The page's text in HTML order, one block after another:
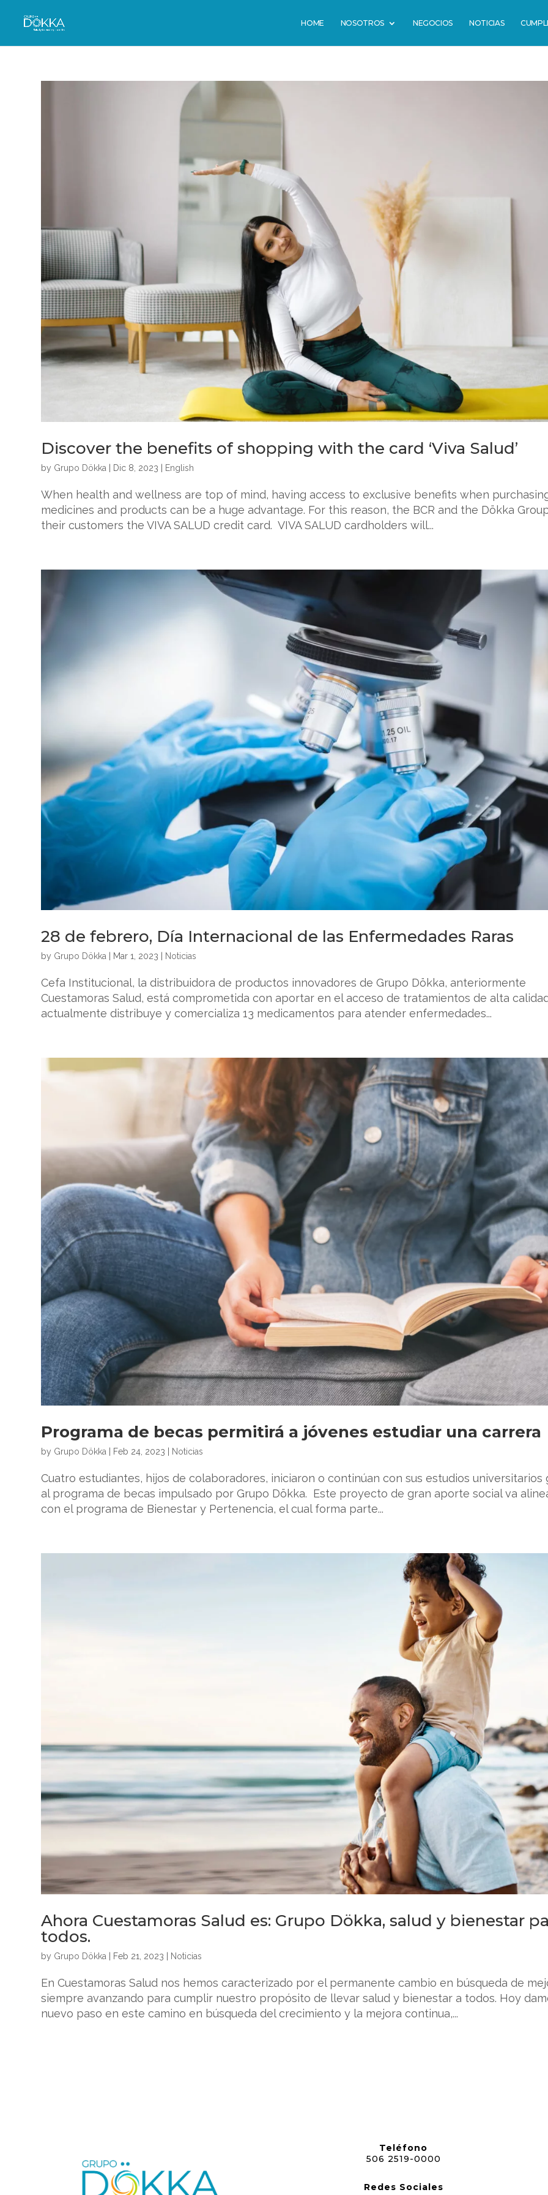
HOME NOSOTROS NEGOCIOS NOTICIAS
Discover the benefits of shopping with the card ‘Viva Salud’
by Grupo Dökka | Dic 8, 2023 | English
When health and wellness are top of mind, having access to exclusive benefits when
medicines and products can be a huge advantage. For this reason, the BCR and the Dökka
their customers the VIVA SALUD credit card. VIVA SALUD cardholders will...
28 de febrero, Día Internacional de las Enfermedades Raras
by Grupo Dökka Mar 1, 2023 Noticias
Cefa Institucional, la distribuidora de productos innovadores de Grupo Dökka, anteriormente
Cuestamoras Salud, está comprometida con aportar en el acceso de tratamientos de alta
actualmente distribuye y comercializa 13 medicamentos para atender enfermedades...
Programa de becas permitirá a jóvenes estudiar una carrera
by Grupo Dökka Feb 24, 2023 Noticias
Cuatro estudiantes, hijos de colaboradores, iniciaron o continúan con sus estudios universitarios
al programa de becas impulsado por Grupo Dökka. Este proyecto de gran aporte social va
con el programa de Bienestar y Pertenencia, el cual forma parte...
Ahora Cuestamoras Salud es: Grupo Dökka, salud y bienestar
todos.
by Grupo Dökka Feb 21, 2023 Noticias
En Cuestamoras Salud nos hemos caracterizado por el permanente cambio en búsqueda de
siempre avanzando para cumplir nuestro propósito de llevar salud y bienestar a todos. Hoy
nuevo paso en este camino en búsqueda del crecimiento y la mejora continua,...
Teléfono
506 2519-0000
Redes Sociales